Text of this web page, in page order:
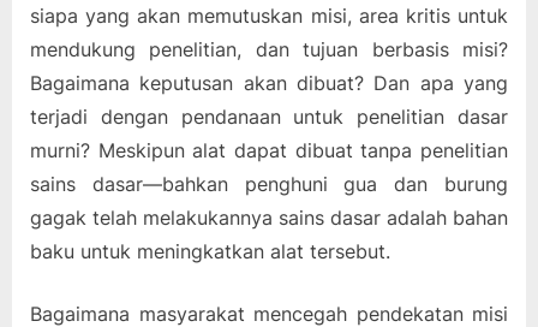
siapa yang akan memutuskan misi, area kritis untuk
mendukung penelitian, dan tujuan berbasis misi?
Bagaimana keputusan akan dibuat? Dan apa yang
terjadi dengan pendanaan untuk penelitian dasar
murni? Meskipun alat dapat dibuat tanpa penelitian
sains dasar—bahkan penghuni gua dan burung
gagak telah melakukannya sains dasar adalah bahan
baku untuk meningkatkan alat tersebut.
Bagaimana masyarakat mencegah pendekatan misi